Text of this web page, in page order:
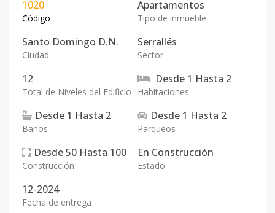
1020
Código
Apartamentos
Tipo de inmueble
Santo Domingo D.N.
Ciudad
Serrallés
Sector
12
Total de Niveles del Edificio
Desde 1 Hasta 2
Habitaciones
Desde 1 Hasta 2
Baños
Desde 1 Hasta 2
Parqueos
Desde50 Hasta 100
Construcción
En Construcción
Estado
12-2024
Fecha de entrega